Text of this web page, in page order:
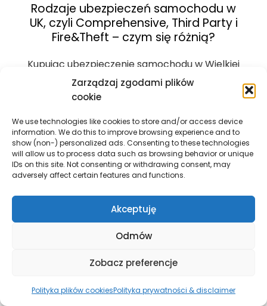
Zarządzaj zgodami plików
cookie
We use technologies like cookies to store and/or access device
information. We do this to improve browsing experience and to
show (non-) personalized ads. Consenting to these technologies
will allow us to process data such as browsing behavior or unique
IDs on this site. Not consenting or withdrawing consent, may
adversely affect certain features and functions.
Akceptuję
Odmów
Zobacz preferencje
Polityka plików cookiesPolityka prywatności & disclaimer
Rodzaje ubezpieczeń samochodu w
UK, czyli Comprehensive, Third Party i
Fire&Theft – czym się różnią?
Kupując ubezpieczenie samochodu w Wielkiej
Brytanii wielu kierowców zadaje sobie pytanie
jaki typ polisy wybrać. Na brytyjskim rynku
rodzaje polis: Third Party, Third Party,
Fire&Theft…
Porady,Ubezpieczenia,Ubezpieczenie
samochodu
Stronicowanie
wpisów
Prev 1 2 3 Next
PRZECZYTAJ RÓWNIEŻ
Czym jest wolność